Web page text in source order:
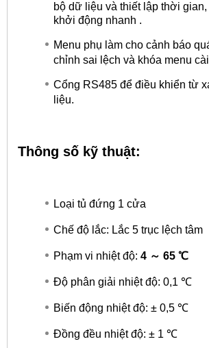
bộ dữ liệu và thiết lập thời gian,
khởi động nhanh .
Menu phụ làm cho cảnh báo
chỉnh sai lệch và khóa menu
Cổng RS485 để điều khiển từ
liệu.
Thông số kỹ thuật:
Loại tủ đứng 1 cửa
Chế độ lắc: Lắc 5 trục lệch tâm
Phạm vi nhiệt độ: 4 ～ 65 ℃
Độ phân giải nhiệt độ: 0,1 ℃
Biến động nhiệt độ: ± 0,5 ℃
Đồng đều nhiệt độ: ± 1 ℃